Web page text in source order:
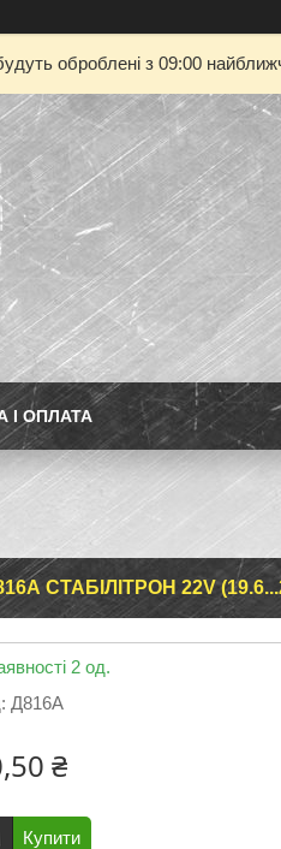
оброблені з 09:00
І ОПЛАТА
СТАБІЛІТРОН 22V
2 од.
Д816А
₴
Купити